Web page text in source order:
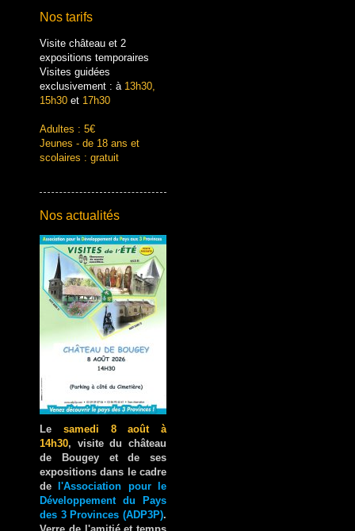
Nos tarifs
Visite château et 2
expositions temporaires
Visites guidées
exclusivement : à 13h30,
15h30 et 17h30
Adultes : 5€
Jeunes - de 18 ans et
scolaires : gratuit
Nos actualités
Le samedi 8 août à
14h30, visite du château
de Bougey et de ses
expositions dans le cadre
de
l'Association pour le
Développement du Pays
des 3 Provinces (ADP3P).